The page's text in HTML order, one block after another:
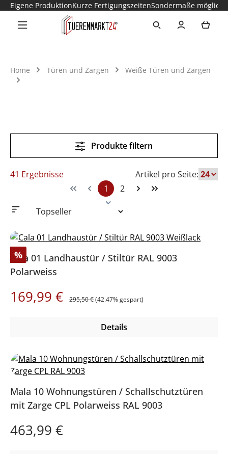
Zum Hauptinhalt springen
Eigene ProduktionKurze FertigungszeitenSondermaße möglich
Home Türen und Zargen Weiße Türen und Zargen
Produkte filtern
41 Ergebnisse
Artikel pro Seite:
Seite
1 Seite
2
Rabatt
%
Cala 01 Landhaustür / Stiltür RAL 9003
Polarweiss
Verkaufspreis:
169,99 €
295,50 €(42.47% gespart)
Details
Mala 10 Wohnungstüren / Schallschutztüren
mit Zarge CPL Polarweiss RAL 9003
Regulärer Preis:
463,99 €